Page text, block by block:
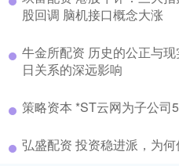
股回调 脑机接口概念大涨
牛金所配资 历史的公正与
日关系的深远影响
策略资本 *ST云网为子公司
弘盛配资 投资稳进派，为何